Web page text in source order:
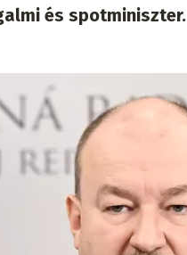
és spotminiszter.